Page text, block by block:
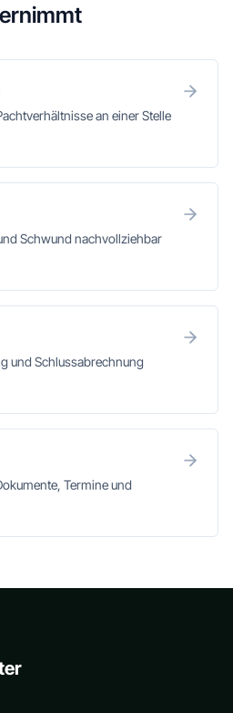
an einer Stelle
Schwund nachvollziehbar
und Schlussabrechnung
Termine und